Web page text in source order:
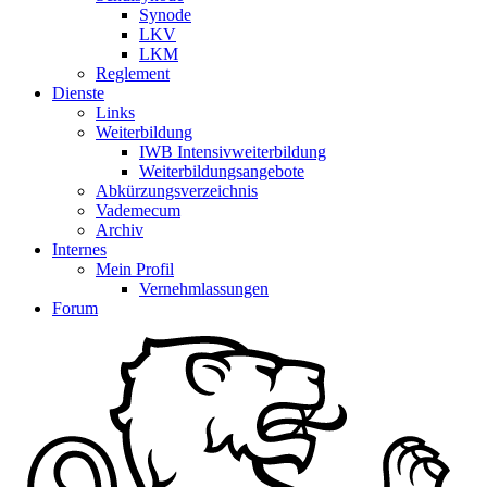
Synode
LKV
LKM
Reglement
Dienste
Links
Weiterbildung
IWB Intensivweiterbildung
Weiterbildungsangebote
Abkürzungsverzeichnis
Vademecum
Archiv
Internes
Mein Profil
Vernehmlassungen
Forum